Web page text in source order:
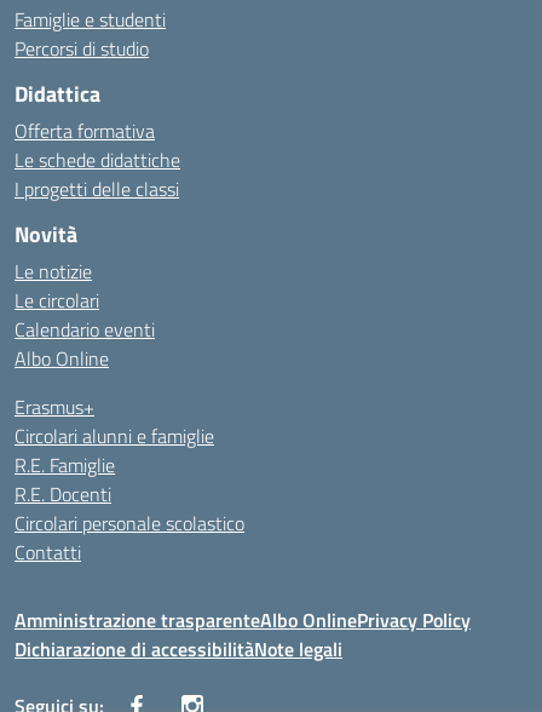
Famiglie e studenti
Percorsi di studio
Didattica
Offerta formativa
Le schede didattiche
I progetti delle classi
Novità
Le notizie
Le circolari
Calendario eventi
Albo Online
Erasmus+
Circolari alunni e famiglie
R.E. Famiglie
R.E. Docenti
Circolari personale scolastico
Contatti
Amministrazione trasparenteAlbo OnlinePrivacy Policy
Dichiarazione di accessibilitàNote legali
Seguici su: